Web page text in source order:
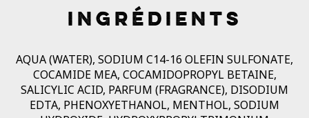
INGRÉDIENTS
AQUA (WATER), SODIUM C14-16 OLEFIN SULFONATE,
COCAMIDE MEA, COCAMIDOPROPYL BETAINE,
SALICYLIC ACID, PARFUM (FRAGRANCE), DISODIUM
EDTA, PHENOXYETHANOL, MENTHOL, SODIUM